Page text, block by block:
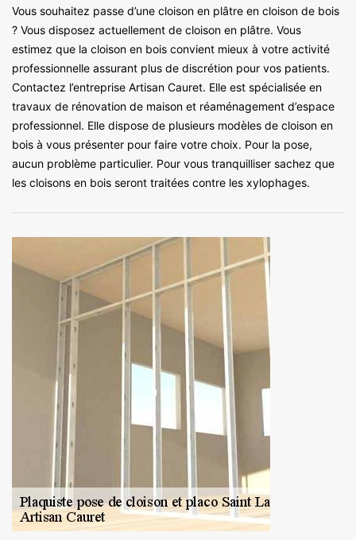
Vous souhaitez passe d’une cloison en plâtre en cloison de bois
? Vous disposez actuellement de cloison en plâtre. Vous
estimez que la cloison en bois convient mieux à votre activité
professionnelle assurant plus de discrétion pour vos patients.
Contactez l’entreprise Artisan Cauret. Elle est spécialisée en
travaux de rénovation de maison et réaménagement d’espace
professionnel. Elle dispose de plusieurs modèles de cloison en
bois à vous présenter pour faire votre choix. Pour la pose,
aucun problème particulier. Pour vous tranquilliser sachez que
les cloisons en bois seront traitées contre les xylophages.